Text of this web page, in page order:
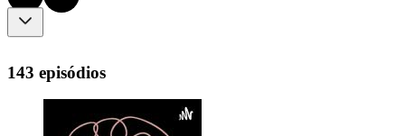
143 episódios